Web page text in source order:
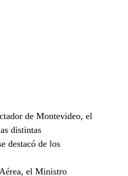
de Montevideo, el
distintas
destacó de los
el Ministro